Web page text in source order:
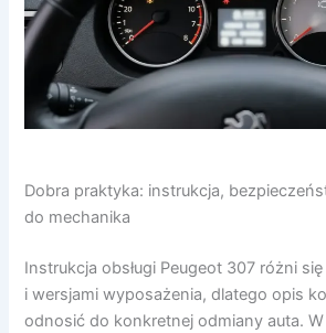
Dobra praktyka: instrukcja,
do mechanika
Instrukcja obsługi Peugeot 307 różni
i wersjami wyposażenia, dlatego opis
odnosić do konkretnej odmiany auta.